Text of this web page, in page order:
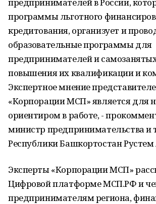
программы льготного
кредитования, организует и
образовательные программы для
предпринимателей и
повышения их квалификации и
Экспертное мнение
«Корпорации МСП» является для
ориентиром в работе, -
министр предпринимательства и
Республики Башкортостан Рустем
Эксперты «Корпорации МСП»
Цифровой платформе МСП.РФ и
предпринимателям региона,